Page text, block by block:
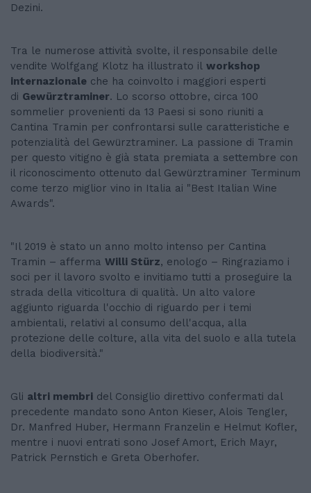
Dezini.
Tra le numerose attività svolte, il responsabile delle
vendite Wolfgang Klotz ha illustrato il workshop
internazionale che ha coinvolto i maggiori esperti
di Gewürztraminer. Lo scorso ottobre, circa 100
sommelier provenienti da 13 Paesi si sono riuniti a
Cantina Tramin per confrontarsi sulle caratteristiche e
potenzialità del Gewürztraminer. La passione di Tramin
per questo vitigno è già stata premiata a settembre con
il riconoscimento ottenuto dal Gewürztraminer Terminum
come terzo miglior vino in Italia ai "Best Italian Wine
Awards".
"Il 2019 è stato un anno molto intenso per Cantina
Tramin – afferma Willi Stürz, enologo – Ringraziamo i
soci per il lavoro svolto e invitiamo tutti a proseguire la
strada della viticoltura di qualità. Un alto valore
aggiunto riguarda l'occhio di riguardo per i temi
ambientali, relativi al consumo dell'acqua, alla
protezione delle colture, alla vita del suolo e alla tutela
della biodiversità."
Gli altri membri del Consiglio direttivo confermati dal
precedente mandato sono Anton Kieser, Alois Tengler,
Dr. Manfred Huber, Hermann Franzelin e Helmut Kofler,
mentre i nuovi entrati sono Josef Amort, Erich Mayr,
Patrick Pernstich e Greta Oberhofer.